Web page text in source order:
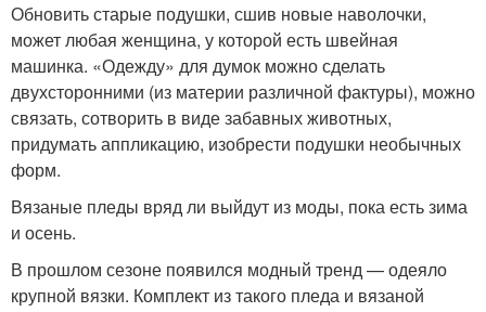
Обновить старые подушки, сшив новые наволочки,
может любая женщина, у которой есть швейная
машинка. «Одежду» для думок можно сделать
двухсторонними (из материи различной фактуры), можно
связать, сотворить в виде забавных животных,
придумать аппликацию, изобрести подушки необычных
форм.
Вязаные пледы вряд ли выйдут из моды, пока есть зима
и осень.
В прошлом сезоне появился модный тренд — одеяло
крупной вязки. Комплект из такого пледа и вязаной